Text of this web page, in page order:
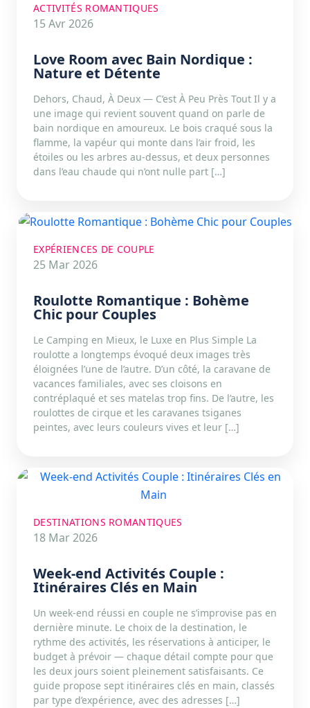
ACTIVITÉS ROMANTIQUES
15 Avr 2026
Love Room avec Bain Nordique :
Nature et Détente
Dehors, Chaud, À Deux — C’est À Peu Près Tout Il y a
une image qui revient souvent quand on parle de
bain nordique en amoureux. Le bois craqué sous la
flamme, la vapéur qui monte dans l’air froid, les
étoiles ou les arbres au-dessus, et deux personnes
dans l’eau chaude qui n’ont nulle part […]
EXPÉRIENCES DE COUPLE
25 Mar 2026
Roulotte Romantique : Bohème
Chic pour Couples
Le Camping en Mieux, le Luxe en Plus Simple La
roulotte a longtemps évoqué deux images très
éloignées l’une de l’autre. D’un côté, la caravane de
vacances familiales, avec ses cloisons en
contréplaqué et ses matelas trop fins. De l’autre, les
roulottes de cirque et les caravanes tsiganes
peintes, avec leurs couleurs vives et leur […]
DESTINATIONS ROMANTIQUES
18 Mar 2026
Week-end Activités Couple :
Itinéraires Clés en Main
Un week-end réussi en couple ne s’improvise pas en
dernière minute. Le choix de la destination, le
rythme des activités, les réservations à anticiper, le
budget à prévoir — chaque détail compte pour que
les deux jours soient pleinement satisfaisants. Ce
guide propose sept itinéraires clés en main, classés
par type d’expérience, avec des adresses […]